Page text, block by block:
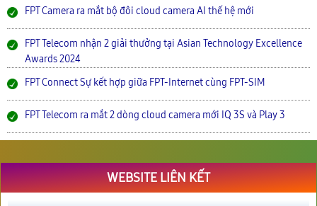
FPT Camera ra mắt bộ đôi cloud camera AI thế hệ mới
FPT Telecom nhận 2 giải thưởng tại Asian Technology Excellence
Awards 2024
FPT Connect Sự kết hợp giữa FPT-Internet cùng FPT-SIM
FPT Telecom ra mắt 2 dòng cloud camera mới IQ 3S và Play 3
WEBSITE LIÊN KẾT